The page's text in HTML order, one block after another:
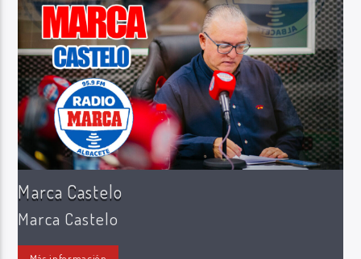
Radio Marca AB
Marca Castelo
Marca Castelo